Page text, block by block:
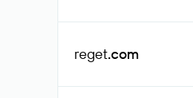
reget.com